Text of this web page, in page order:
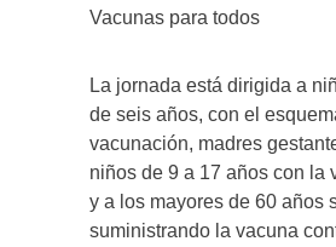
Vacunas para todos
La jornada está dirigida a
de seis años, con el
vacunación, madres
niños de 9 a 17 años con la
y a los mayores de 60 años
suministrando la vacuna